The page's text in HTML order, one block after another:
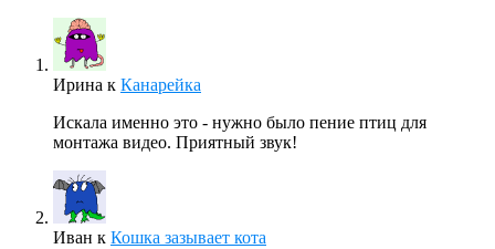
Ирина к Канарейка
Искала именно это - нужно было пение птиц для
монтажа видео. Приятный звук!
Иван к Кошка зазывает кота